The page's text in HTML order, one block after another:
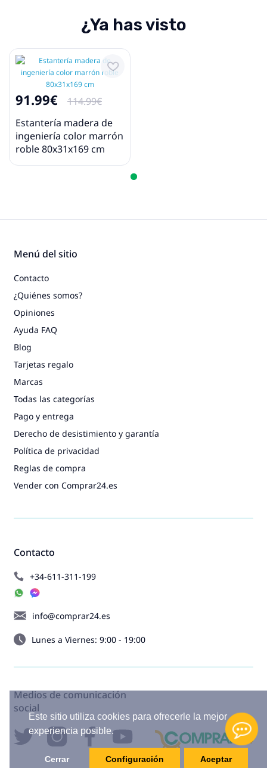
Este sitio utiliza cookies para ofrecerle la mejor
experiencia posible.
Cerrar Configuración Aceptar
¿Ya has visto
91.99€
114.99€
Estantería madera de
ingeniería color marrón
roble 80x31x169 cm
Contacto
+34-611-311-199
info@comprar24.es
Lunes a Viernes: 9:00 - 19:00
Menú del sitio
Contacto
¿Quiénes somos?
Opiniones
Ayuda FAQ
Blog
Tarjetas regalo
Marcas
Todas las categorías
Pago y entrega
Derecho de desistimiento y garantía
Política de privacidad
Reglas de compra
Vender con Comprar24.es
Medios de comunicación
social